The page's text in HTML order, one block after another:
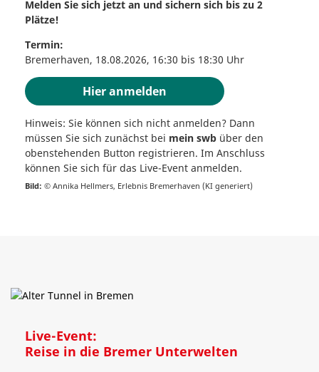
Melden Sie sich jetzt an und sichern sich bis zu 2
Plätze!
Termin:
Bremerhaven, 18.08.2026, 16:30 bis 18:30 Uhr
Hier anmelden
Hinweis: Sie können sich nicht anmelden? Dann
müssen Sie sich zunächst bei mein swb über den
obenstehenden Button registrieren. Im Anschluss
können Sie sich für das Live-Event anmelden.
Bild: © Annika Hellmers, Erlebnis Bremerhaven (KI generiert)
Live-Event:
Reise in die Bremer Unterwelten